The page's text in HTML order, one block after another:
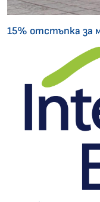
15% отстъпка за